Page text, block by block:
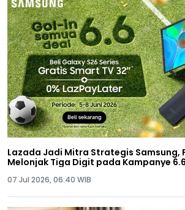
Lazada Jadi Mitra Strategis Samsung,
Melonjak Tiga Digit pada Kampanye 6.6
07 Jul 2026, 06:40 WIB